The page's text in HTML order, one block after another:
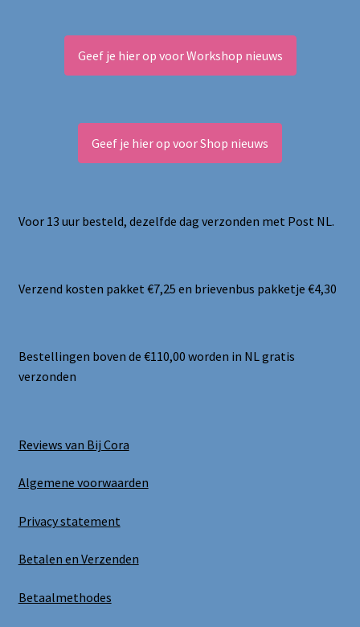
Geef je hier op voor Workshop nieuws
Geef je hier op voor Shop nieuws
Voor 13 uur besteld, dezelfde dag verzonden met Post NL.
Verzend kosten pakket €7,25 en brievenbus pakketje €4,30
Bestellingen boven de €110,00 worden in NL gratis
verzonden
Reviews van Bij Cora
Algemene voorwaarden
Privacy statement
Betalen en Verzenden
Betaalmethodes